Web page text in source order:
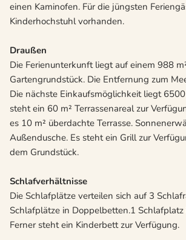
einen Kaminofen. Für die jüngsten
Kinderhochstuhl vorhanden.
Draußen
Die Ferienunterkunft liegt auf einem 988
Gartengrundstück. Die Entfernung zum
Die nächste Einkaufsmöglichkeit liegt
steht ein 60 m² Terrassenareal zur
es 10 m² überdachte Terrasse.
Außendusche. Es steht ein Grill zur
dem Grundstück.
Schlafverhältnisse
Die Schlafplätze verteilen sich auf 3
Schlafplätze in Doppelbetten.1
Ferner steht ein Kinderbett zur Verfügung.